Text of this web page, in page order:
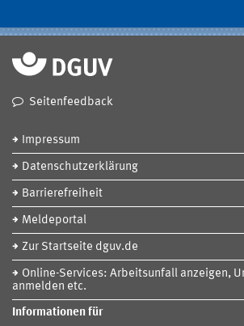
Seitenfeedback
Impressum
Datenschutzerklärung
Barrierefreiheit
Meldeportal
Zur Startseite dguv.de
Online-Services: Arbeitsunfall anzeigen,
anmelden etc.
Informationen für